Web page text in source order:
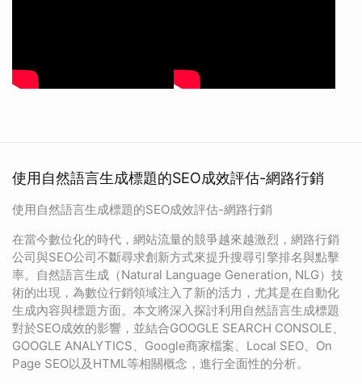
使用自然語言生成標題的SEO成效評估-網路行銷
使用自然語言生成標題的SEO成效評估-網路行銷
在當今數位化的時代，網站流量的競爭越來越激烈，網路行銷
公司與SEO公司不斷尋求創新方式來提升搜尋引擎排名與點擊
率。自然語言生成（Natural Language Generation, NLG）技
術的出現，為數位行銷領域注入了新的活力，尤其是在自動化
生成內容與標題方面。本文將深入探討利用自然語言生成標題
對於SEO成效的影響，並結合GOOGLE SEARCH CONSOLE、
GOOGLE ANALYTICS、Google商家檔案、Local SEO、On
Page SEO以及HTML等相關概念，進行全面性的分析。